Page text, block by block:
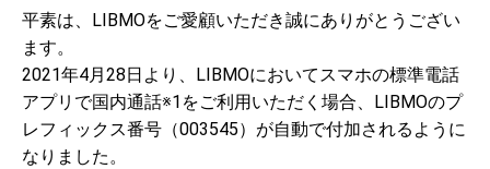
平素は、LIBMOをご愛顧いただき誠にありがとうござい
ます。
2021年4月28日より、LIBMOにおいてスマホの標準電話
アプリで国内通話※1をご利用いただく場合、LIBMOのプ
レフィックス番号（003545）が自動で付加されるように
なりました。